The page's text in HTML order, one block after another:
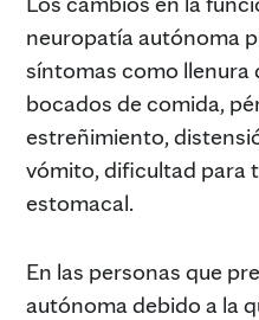
neuropatía autónoma
síntomas como llenura
bocados de comida,
estreñimiento,
vómito, dificultad para
estomacal.
En las personas que
autónoma debido a la